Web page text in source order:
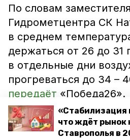
что ждёт
Ставрополья в
По словам
Гидрометцентра СК
в среднем
держаться от 26 до 31
в отдельные дни
прогреваться до 34 –
передаёт «Победа26».
Прохлада наступит
когда средняя